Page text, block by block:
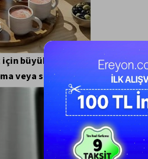
büyük kapasiteli çay
veya sürekli doldurmaya